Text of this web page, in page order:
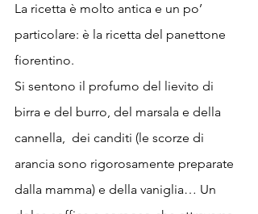
La ricetta è molto antica e un po’
particolare: è la ricetta del panettone
fiorentino.
Si sentono il profumo del lievito di
birra e del burro, del marsala e della
cannella,  dei canditi (le scorze di
arancia sono rigorosamente preparate
dalla mamma) e della vaniglia… Un